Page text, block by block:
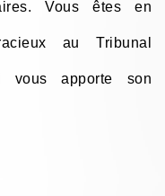
Vous êtes en
au Tribunal
vous apporte son